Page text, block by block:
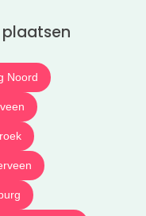
plaatsen
Noord